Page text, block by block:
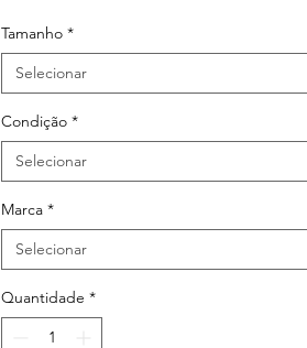
Tamanho *
Selecionar
Condição *
Selecionar
Marca *
Selecionar
Quantidade *